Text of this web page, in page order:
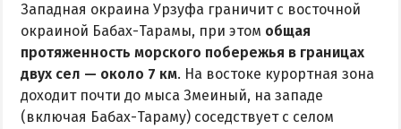
РЕКОМЕНДАЦИИ ПО ВЫБОРУ ЖИЛЬЯ
Бюджетный отдых
Отдых с детьми
Западная окраина Урзуфа граничит с восточной
окраиной Бабах-Тарамы, при этом общая
протяженность морского побережья в границах
двух сел — около 7 км. На востоке курортная зона
доходит почти до мыса Змеиный, на западе
(включая Бабах-Тараму) соседствует с селом